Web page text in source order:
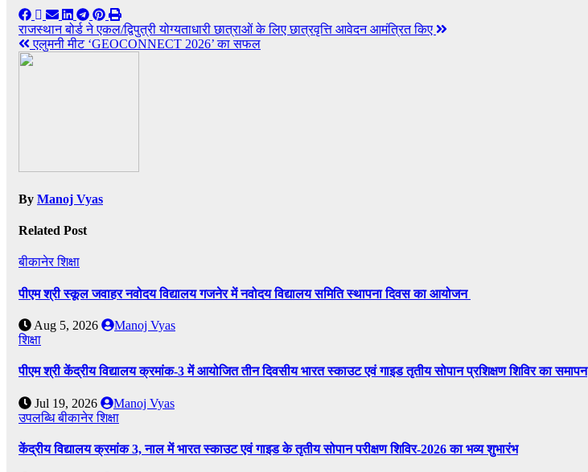
Post
navigation
राजस्थान बोर्ड ने एकल/द्विपुत्री योग्यताधारी छात्राओं के लिए छात्रवृत्ति आवेदन आमंत्रित किए
एलुमनी मीट ‘GEOCONNECT 2026’ का सफल
By Manoj Vyas
Related Post
बीकानेरशिक्षा
पीएम श्री स्कूल जवाहर नवोदय विद्यालय गजनेर में नवोदय विद्यालय समिति स्थापना दिवस का आयोजन
Aug 5, 2026
Manoj Vyas
शिक्षा
पीएम श्री केंद्रीय विद्यालय क्रमांक-3 में आयोजित तीन दिवसीय भारत स्काउट एवं गाइड तृतीय सोपान प्रशिक्षण शिविर का समापन
Jul 19, 2026
Manoj Vyas
उपलब्धिबीकानेरशिक्षा
केंद्रीय विद्यालय क्रमांक 3, नाल में भारत स्काउट एवं गाइड के तृतीय सोपान परीक्षण शिविर-2026 का भव्य शुभारंभ